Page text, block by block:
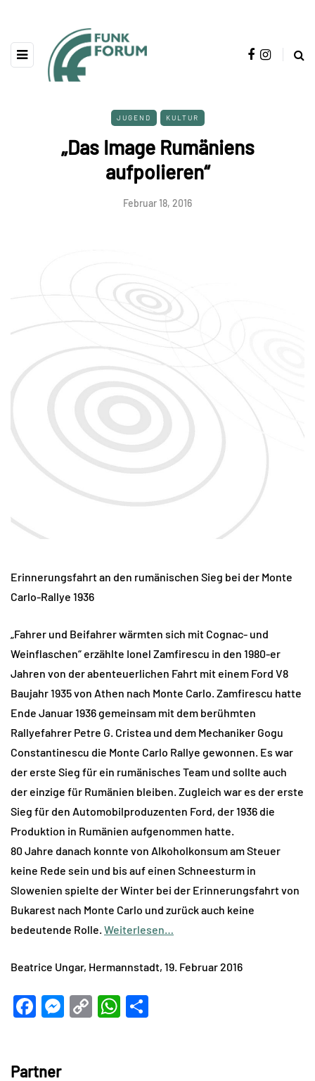
JUGEND KULTUR
„Das Image Rumäniens
aufpolieren“
Februar 18, 2016
Erinnerungsfahrt an den rumänischen Sieg bei der Monte
Carlo-Rallye 1936
„Fahrer und Beifahrer wärmten sich mit Cognac- und
Weinflaschen“ erzählte Ionel Zamfirescu in den 1980-er
Jahren von der abenteuerlichen Fahrt mit einem Ford V8
Baujahr 1935 von Athen nach Monte Carlo. Zamfirescu hatte
Ende Januar 1936 gemeinsam mit dem berühmten
Rallyefahrer Petre G. Cristea und dem Mechaniker Gogu
Constantinescu die Monte Carlo Rallye gewonnen. Es war
der erste Sieg für ein rumänisches Team und sollte auch
der einzige für Rumänien bleiben. Zugleich war es der erste
Sieg für den Automobilproduzenten Ford, der 1936 die
Produktion in Rumänien aufgenommen hatte.
80 Jahre danach konnte von Alkoholkonsum am Steuer
keine Rede sein und bis auf einen Schneesturm in
Slowenien spielte der Winter bei der Erinnerungsfahrt von
Bukarest nach Monte Carlo und zurück auch keine
bedeutende Rolle. Weiterlesen…
Beatrice Ungar, Hermannstadt, 19. Februar 2016
Facebook
Messenger
CopyWhatsApp
Partner